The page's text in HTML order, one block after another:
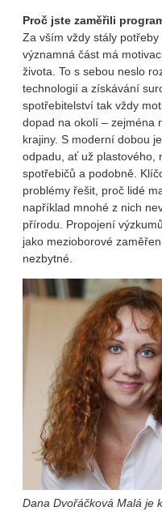
Proč jste zaměřili
Za vším vždy stály
významná část má
života. To s sebou neslo
technologií a získávání
spotřebitelství tak vždy
dopad na okolí – zejména
krajiny. S moderní dobou
odpadu, ať už plastového,
spotřebičů a podobně.
problémy řešit, proč lidé
například mnohé z nich
přírodu. Propojení
jako mezioborové
nezbytné.
Dana Dvořáčková Malá je